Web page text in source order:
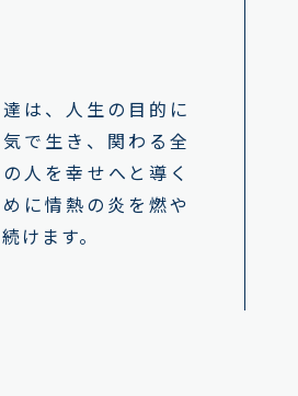
は、人生の目的に
で生き、関わる全
人を幸せへと導く
に情熱の炎を燃や
けます。